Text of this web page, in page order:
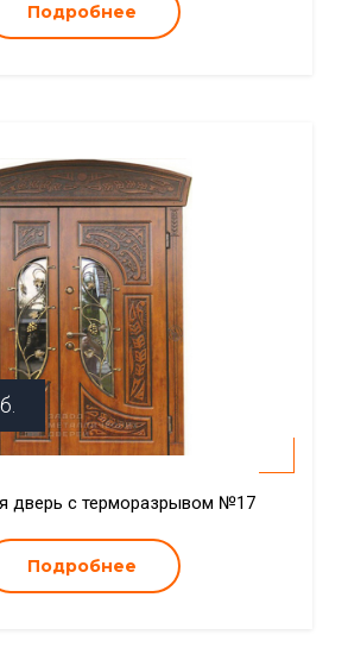
Подробнее
дверь с терморазрывом №17
Подробнее